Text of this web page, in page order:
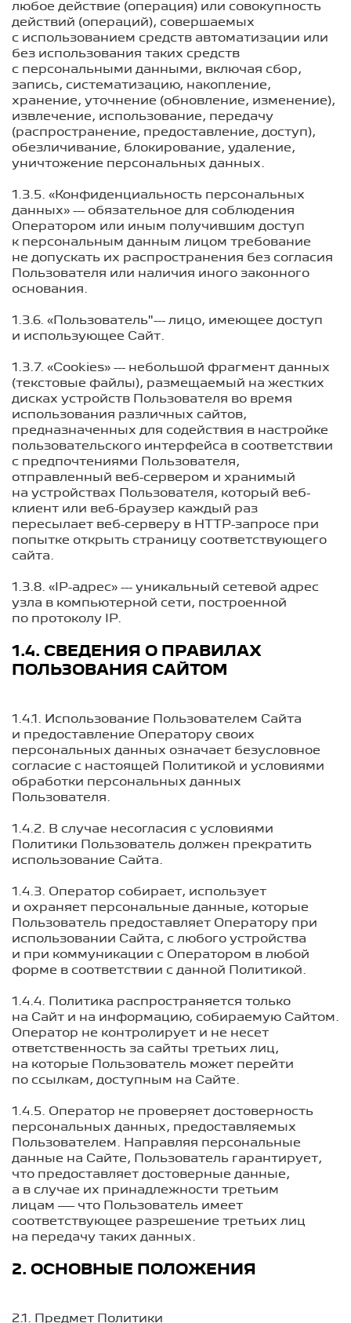
любое действие (операция) или совокупность
действий (операций), совершаемых
с использованием средств автоматизации или
без использования таких средств
с персональными данными, включая сбор,
запись, систематизацию, накопление,
хранение, уточнение (обновление, изменение),
извлечение, использование, передачу
(распространение, предоставление, доступ),
обезличивание, блокирование, удаление,
уничтожение персональных данных.
1.3.5. «Конфиденциальность персональных
данных» --- обязательное для соблюдения
Оператором или иным получившим доступ
к персональным данным лицом требование
не допускать их распространения без согласия
Пользователя или наличия иного законного
основания.
1.3.6. «Пользователь"--- лицо, имеющее доступ
и использующее Сайт.
1.3.7. «Cookies» --- небольшой фрагмент данных
(текстовые файлы), размещаемый на жестких
дисках устройств Пользователя во время
использования различных сайтов,
предназначенных для содействия в настройке
пользовательского интерфейса в соответствии
с предпочтениями Пользователя,
отправленный веб-сервером и хранимый
на устройствах Пользователя, который веб-
клиент или веб-браузер каждый раз
пересылает веб-серверу в HTTP-запросе при
попытке открыть страницу соответствующего
сайта.
1.3.8. «IP-адрес» --- уникальный сетевой адрес
узла в компьютерной сети, построенной
по протоколу IP.
1.4. СВЕДЕНИЯ О ПРАВИЛАХ
ПОЛЬЗОВАНИЯ САЙТОМ
1.4.1. Использование Пользователем Сайта
и предоставление Оператору своих
персональных данных означает безусловное
согласие с настоящей Политикой и условиями
обработки персональных данных
Пользователя.
1.4.2. В случае несогласия с условиями
Политики Пользователь должен прекратить
использование Сайта.
1.4.3. Оператор собирает, использует
и охраняет персональные данные, которые
Пользователь предоставляет Оператору при
использовании Сайта, с любого устройства
и при коммуникации с Оператором в любой
форме в соответствии с данной Политикой.
1.4.4. Политика распространяется только
на Сайт и на информацию, собираемую Сайтом.
Оператор не контролирует и не несет
ответственность за сайты третьих лиц,
на которые Пользователь может перейти
по ссылкам, доступным на Сайте.
1.4.5. Оператор не проверяет достоверность
персональных данных, предоставляемых
Пользователем. Направляя персональные
данные на Сайте, Пользователь гарантирует,
что предоставляет достоверные данные,
а в случае их принадлежности третьим
лицам — что Пользователь имеет
соответствующее разрешение третьих лиц
на передачу таких данных.
2. ОСНОВНЫЕ ПОЛОЖЕНИЯ
2.1. Предмет Политики